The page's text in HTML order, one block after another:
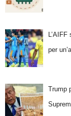
per
Trump